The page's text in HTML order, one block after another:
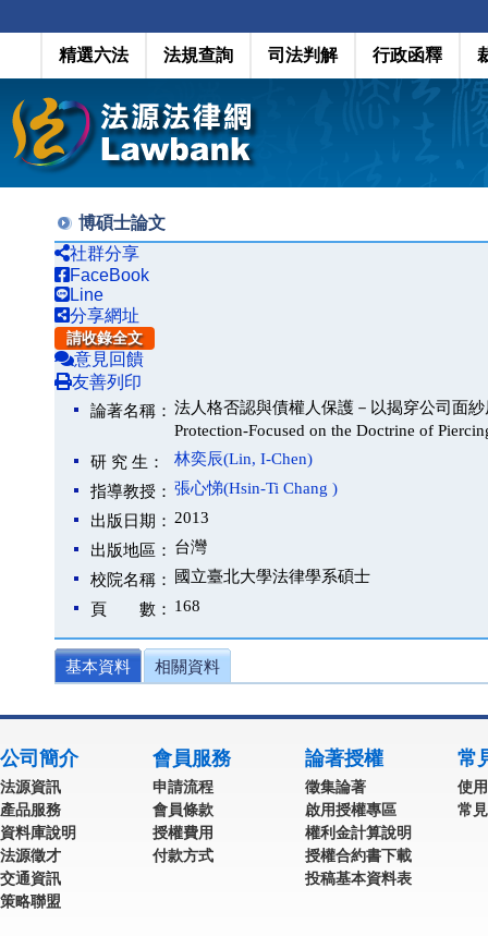
精選六法 法規查詢 司法判解 行政函釋
博碩士論文
社群分享
FaceBook
Line
分享網址
請收錄全文
意見回饋
友善列印
論著名稱： 法人格否認與債權人保護－以揭穿公司面紗
Protection-Focused on the Doctrine of
研 究 生：
林奕辰(Lin, I-Chen)
指導教授： 張心悌(Hsin-Ti Chang )
出版日期： 2013
出版地區： 台灣
校院名稱：
國立臺北大學法律學系碩士
頁 數： 168
基本資料 相關資料
公司簡介
法源資訊
產品服務
資料庫說明
法源徵才
交通資訊
策略聯盟
會員服務
申請流程
會員條款
授權費用
付款方式
論著授權
徵集論著
啟用授權專區
權利金計算說明
授權合約書下載
投稿基本資料表
常
使
常